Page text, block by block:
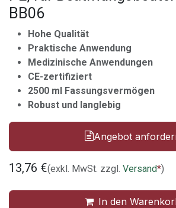
BB06
Hohe Qualität
Praktische Anwendung
Medizinische Anwendungen
CE-zertifiziert
2500 ml Fassungsvermögen
Robust und langlebig
Angebot
13,76 €(exkl. MwSt. zzgl. Versand*)
In den